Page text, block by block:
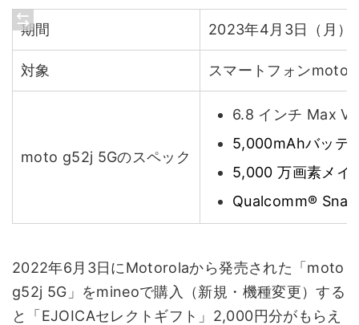
期間 2023年4月3日（月）
対象 スマートフォンmoto
moto g52j 5Gのスペック
6.8 インチ Max
5,000mAhバッテ
5,000 万画素メイ
Qualcomm®
2022年6月3日にMotorolaから発売された「moto
g52j 5G」をmineoで購入（新規・機種変更）する
と「EJOICAセレクトギフト」2,000円分がもらえ